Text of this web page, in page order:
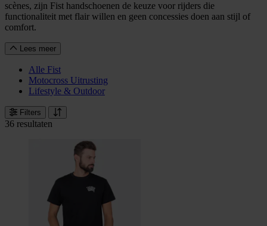
scènes, zijn Fist handschoenen de keuze voor rijders die
functionaliteit met flair willen en geen concessies doen aan stijl of
comfort.
Lees meer
Alle Fist
Motocross Uitrusting
Lifestyle & Outdoor
Filters
36 resultaten